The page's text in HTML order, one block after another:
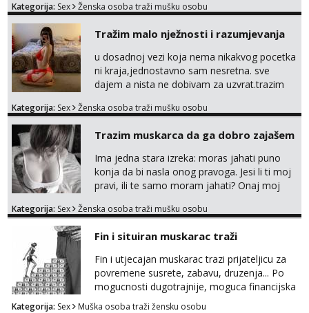
bilo kad i bilo gdje zato se javi što prije da
tamo, cekam te!
Kategorija: Sex Ženska osoba traži mušku osobu
Tražim malo nježnosti i razumjevanja
u dosadnoj vezi koja nema nikakvog pocetka
ni kraja,jednostavno sam nesretna. sve
dajem a nista ne dobivam za uzvrat.trazim
trazim puno samo malo njeznosti i
poljupce po tijelu koji me jako
pale,obozavam kad muskarac preuzme
kontrolu . javi se :) Klikni na link ispod i nadji
me tamo, cekam te!
Kategorija: Sex Ženska osoba traži mušku osobu
Trazim muskarca da ga dobro zajašem
Ima jedna stara izreka: moras jahati puno
konja da bi nasla onog pravoga. Jesi li ti moj
pravi, ili te samo moram jahati? Onaj moj
na sexdater link i javi mi se tamo....
Kategorija: Sex Ženska osoba traži mušku osobu
Fin i situiran muskarac traži
Fin i utjecajan muskarac trazi prijateljicu za
povremene susrete, zabavu, druzenja... Po
mogucnosti dugotrajnije, moguca financijska
potpora!
Kategorija: Sex Muška osoba traži žensku osobu